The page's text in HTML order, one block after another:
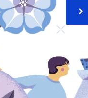
verzoeken en
gaat u akkoord
voor het bovenstaande
uw rechten en hoe
[F. Hoffmann-La-
specifieke GVP